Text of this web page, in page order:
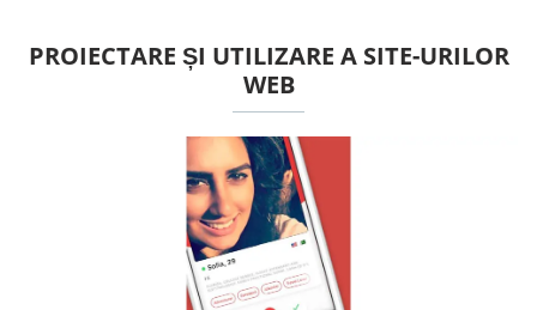
PROIECTARE ȘI UTILIZARE A SITE-URILOR
WEB